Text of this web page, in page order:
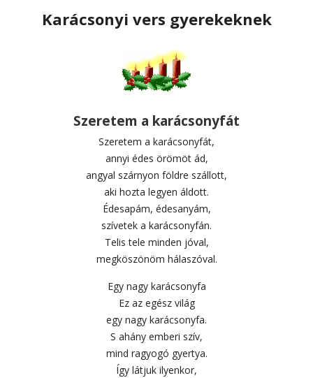
Karácsonyi vers gyerekeknek
Szeretem a karácsonyfát
Szeretem a karácsonyfát,
annyi édes örömöt ád,
angyal szárnyon földre szállott,
aki hozta legyen áldott.
Édesapám, édesanyám,
szívetek a karácsonyfán.
Telis tele minden jóval,
megköszönöm hálaszóval.
Egy nagy karácsonyfa
Ez az egész világ
egy nagy karácsonyfa.
S ahány emberi szív,
mind ragyogó gyertya.
Így látjuk ilyenkor,